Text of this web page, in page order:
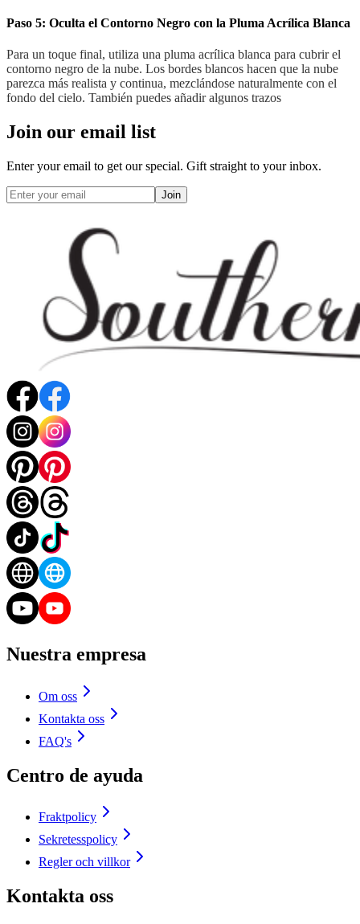
Paso 5: Oculta el Contorno Negro con la Pluma Acrílica Blanca
Para un toque final, utiliza una pluma acrílica blanca para cubrir el
contorno negro de la nube. Los bordes blancos hacen que la nube
parezca más realista y continua, mezclándose naturalmente con el
fondo del cielo. También puedes añadir algunos trazos
Join our email list
Enter your email to get our special. Gift straight to your inbox.
Join
Nuestra empresa
Om oss
Kontakta oss
FAQ's
Centro de ayuda
Fraktpolicy
Sekretesspolicy
Regler och villkor
Kontakta oss